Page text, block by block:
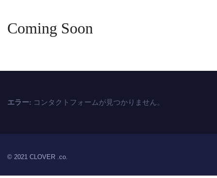
Coming Soon
エラー: コンタクトフォームが見つかりません。
© 2021 CLOVER .co.